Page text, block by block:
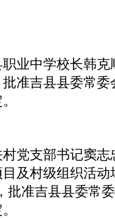
中学校长韩克
准吉县县委常
支部书记窦志
及村级组织活
批准吉县县委常